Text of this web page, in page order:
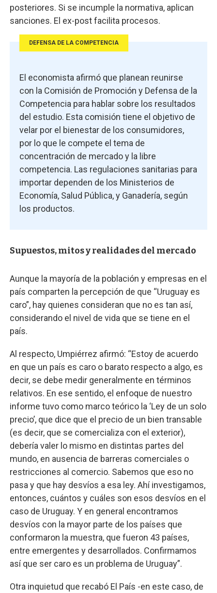
posteriores. Si se incumple la normativa, aplican
sanciones. El ex-post facilita procesos.
DEFENSA DE LA COMPETENCIA
El economista afirmó que planean reunirse
con la Comisión de Promoción y Defensa de la
Competencia para hablar sobre los resultados
del estudio. Esta comisión tiene el objetivo de
velar por el bienestar de los consumidores,
por lo que le compete el tema de
concentración de mercado y la libre
competencia. Las regulaciones sanitarias para
importar dependen de los Ministerios de
Economía, Salud Pública, y Ganadería, según
los productos.
Supuestos, mitos y realidades del mercado
Aunque la mayoría de la población y empresas en el
país comparten la percepción de que “Uruguay es
caro”, hay quienes consideran que no es tan así,
considerando el nivel de vida que se tiene en el
país.
Al respecto, Umpiérrez afirmó: “Estoy de acuerdo
en que un país es caro o barato respecto a algo, es
decir, se debe medir generalmente en términos
relativos. En ese sentido, el enfoque de nuestro
informe tuvo como marco teórico la ‘Ley de un solo
precio’, que dice que el precio de un bien transable
(es decir, que se comercializa con el exterior),
debería valer lo mismo en distintas partes del
mundo, en ausencia de barreras comerciales o
restricciones al comercio. Sabemos que eso no
pasa y que hay desvíos a esa ley. Ahí investigamos,
entonces, cuántos y cuáles son esos desvíos en el
caso de Uruguay. Y en general encontramos
desvíos con la mayor parte de los países que
conformaron la muestra, que fueron 43 países,
entre emergentes y desarrollados. Confirmamos
así que ser caro es un problema de Uruguay”.
Otra inquietud que recabó El País -en este caso, de